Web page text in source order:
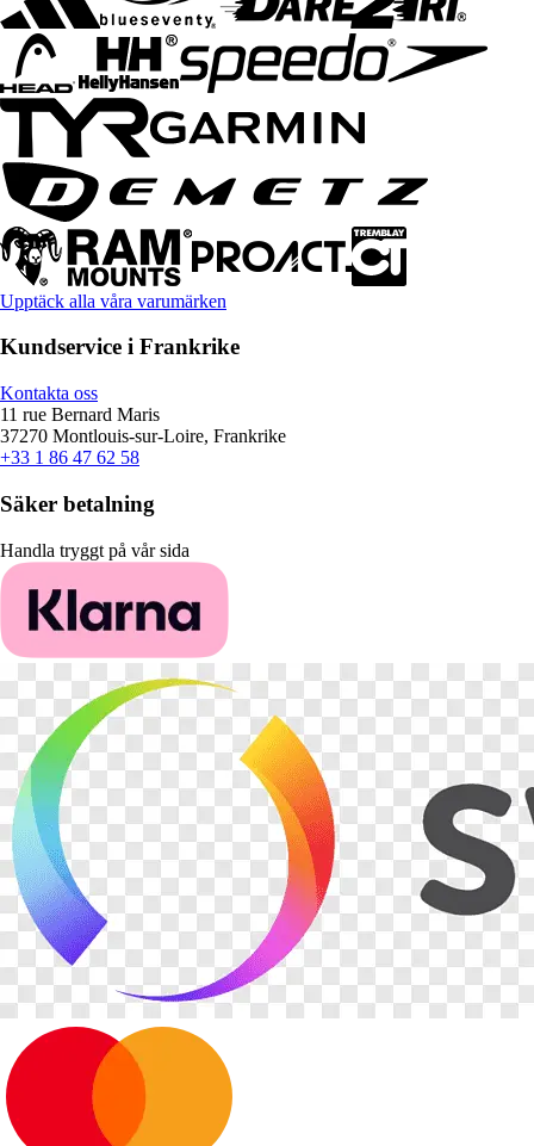
Upptäck alla våra varumärken
Kundservice i Frankrike
Kontakta oss
11 rue Bernard Maris
37270 Montlouis-sur-Loire, Frankrike
+33 1 86 47 62 58
Säker betalning
Handla tryggt på vår sida